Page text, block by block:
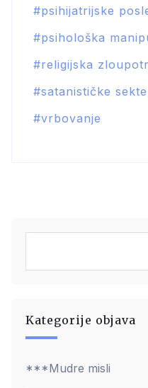
psihijatrijske
psihološka
religijska
satanističke sekte
vrbovanje
Kategorije objava
***Mudre misli